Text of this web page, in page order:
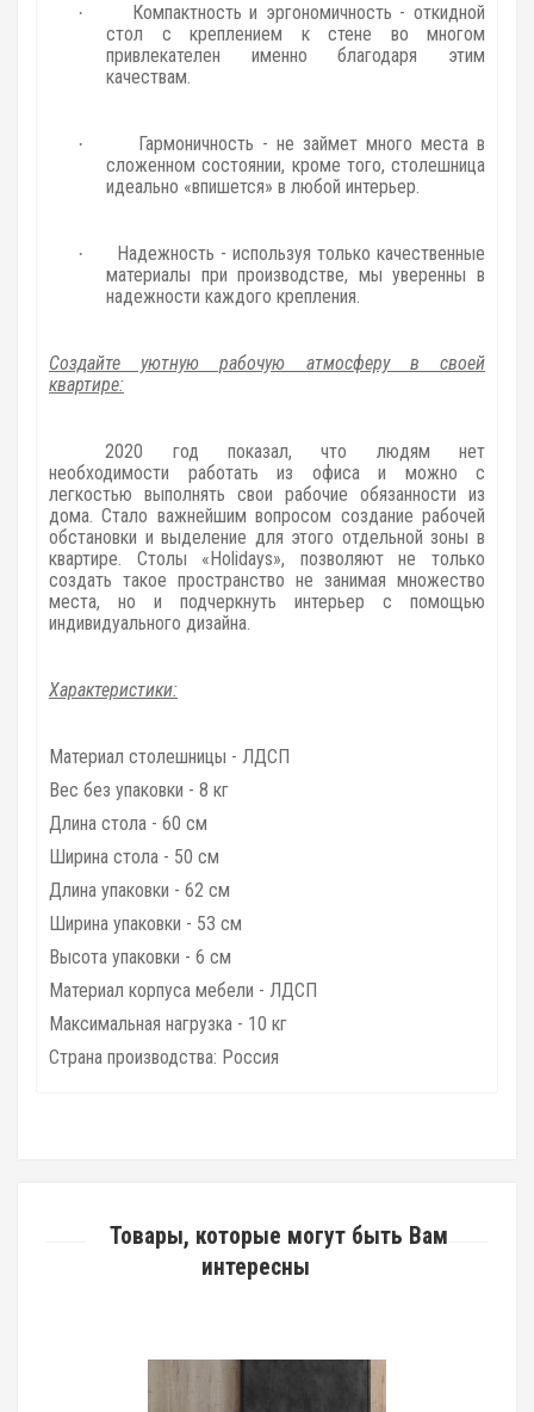
·
Компактность и эргономичность - откидной
стол с креплением к стене во многом
привлекателен именно благодаря этим
качествам.
·
Гармоничность - не займет много места в
сложенном состоянии, кроме того, столешница
идеально «впишется» в любой интерьер.
·
Надежность - используя только качественные
материалы при производстве, мы уверенны в
надежности каждого крепления.
Создайте уютную рабочую атмосферу в своей
квартире:
2020 год показал, что людям нет
необходимости работать из офиса и можно с
легкостью выполнять свои рабочие обязанности из
дома. Стало важнейшим вопросом создание рабочей
обстановки и выделение для этого отдельной зоны в
квартире. Столы «Holidays», позволяют не только
создать такое пространство не занимая множество
места, но и подчеркнуть интерьер с помощью
индивидуального дизайна.
Характеристики:
Материал столешницы - ЛДСП
Вес без упаковки - 8 кг
Длина стола - 60 см
Ширина стола - 50 см
Длина упаковки - 62 см
Ширина упаковки - 53 см
Высота упаковки - 6 см
Материал корпуса мебели - ЛДСП
Максимальная нагрузка - 10 кг
Страна производства: Россия
Товары, которые могут быть Вам
интересны